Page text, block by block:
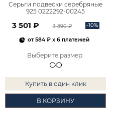
Серьги подвески серебряные
925 0222292-00245
3 501 ₽ 3 890 ₽ -10%
от584 ₽ x 6 платежей
Выберите размер:
Купить в один клик
В КОРЗИНУ